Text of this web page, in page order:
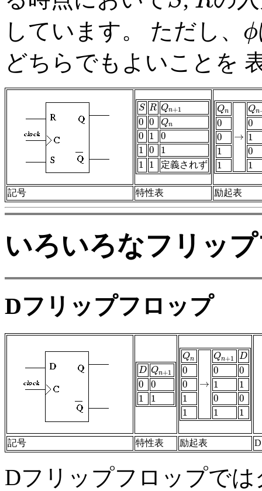
S R
しています。 ただし、 ϕ
ϕ
どちらでもよいことを
S
S R
R Qn+1
Qn+1
0
0 0
0 Qn
Qn
0
0 1
1 0
0
1
1 0
0 1
1
1
1 1
1 定義されず
Qn
Qn
→
→
Qn
Qn
0
0 0
0
0
0 1
1
1
1 0
0
1
1 1
1
記号 特性表 励起表
いろいろなフリッ
Dフリップフロップ
D
D Qn+1
Qn + 1
0
0 0
0
1
1 1
1
Qn
Qn
→
→
Qn+1
Qn + 1 D
D
0
0 0
0 0
0
0
0 1
1 1
1
1
1 0
0 0
0
1
1 1
1 1
1
記号 特性表 励起表
Dフリップフロップで